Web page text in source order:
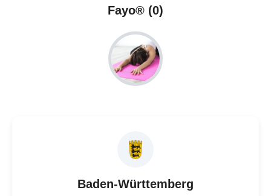
Fayo® (0)
Baden-Württemberg